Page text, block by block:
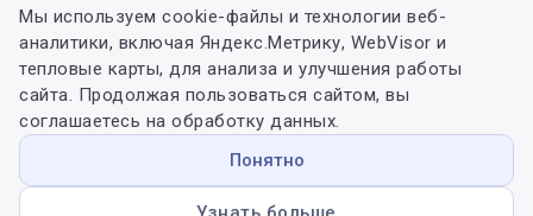
Мы используем cookie-файлы и технологии веб-
аналитики, включая Яндекс.Метрику, WebVisor и
тепловые карты, для анализа и улучшения работы
сайта. Продолжая пользоваться сайтом, вы
соглашаетесь на обработку данных.
Понятно